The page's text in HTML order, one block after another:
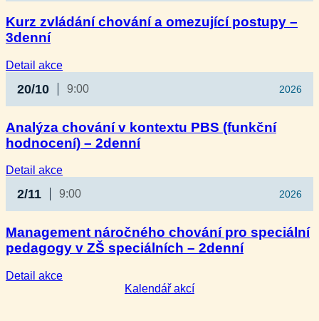
Kurz zvládání chování a omezující postupy –
3denní
Detail akce:
zvládání
postupy
–
3denní
20/10 2026
9:00
Analýza chování v kontextu PBS (funkční
hodnocení) – 2denní
Detail akce:
chování
v kontextu
(funkční
hodnocení)
2/11 2026
9:00
Management náročného chování pro speciální
pedagogy v ZŠ speciálních – 2denní
Detail akce:
ManagementKalendář akcí